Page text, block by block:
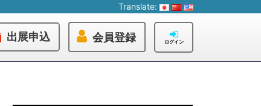
Translate:
出展申込 会員登録 ログイン